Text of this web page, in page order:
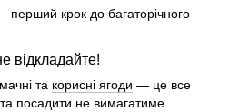
перший крок до багаторічного
відкладайте!
та корисні ягоди — це все
та посадити не вимагатиме